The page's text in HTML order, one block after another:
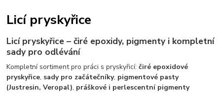
Licí pryskyřice
Licí pryskyřice – čiré epoxidy, pigmenty i kompletní
sady pro odlévání
Kompletní sortiment pro práci s pryskyřicí:čiré epoxidové
pryskyřice, sady pro začátečníky, pigmentové pasty
(Justresin, Veropal), práškové i perlescentní pigmenty